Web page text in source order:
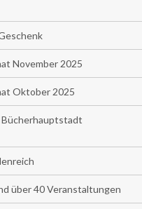
November 2025
Oktober 2025
Bücherhauptstadt
über 40 Veranstaltungen